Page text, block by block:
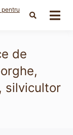
pentru
de
silvicultor